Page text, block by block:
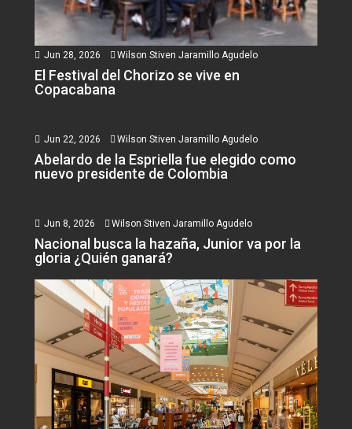
Jun 28, 2026 Wilson Stiven Jaramillo Agudelo
El Festival del Chorizo se vive en
Copacabana
Jun 22, 2026 Wilson Stiven Jaramillo Agudelo
Abelardo de la Espriella fue elegido como
nuevo presidente de Colombia
Jun 8, 2026 Wilson Stiven Jaramillo Agudelo
Nacional busca la hazaña, Junior va por la
gloria ¿Quién ganará?